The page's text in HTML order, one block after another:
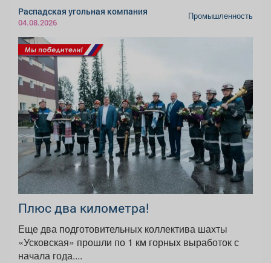
Распадская угольная компания
04.08.2026
Промышленность
Плюс два километра!
Еще два подготовительных коллектива шахты
«Усковская» прошли по 1 км горных выработок с
начала года....